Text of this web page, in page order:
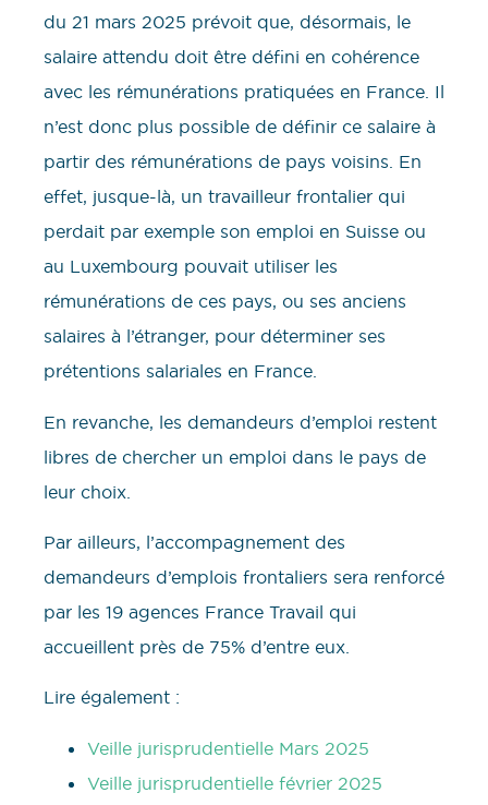
du 21 mars 2025 prévoit que, désormais, le
salaire attendu doit être défini en cohérence
avec les rémunérations pratiquées en France. Il
n’est donc plus possible de définir ce salaire à
partir des rémunérations de pays voisins. En
effet, jusque-là, un travailleur frontalier qui
perdait par exemple son emploi en Suisse ou
au Luxembourg pouvait utiliser les
rémunérations de ces pays, ou ses anciens
salaires à l’étranger, pour déterminer ses
prétentions salariales en France.
En revanche, les demandeurs d’emploi restent
libres de chercher un emploi dans le pays de
leur choix.
Par ailleurs, l’accompagnement des
demandeurs d’emplois frontaliers sera renforcé
par les 19 agences France Travail qui
accueillent près de 75% d’entre eux.
Lire également :
Veille jurisprudentielle Mars 2025
Veille jurisprudentielle février 2025